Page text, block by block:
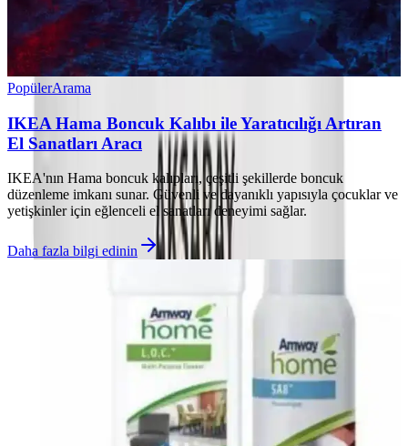
PopülerArama
IKEA Hama Boncuk Kalıbı ile Yaratıcılığı Artıran
El Sanatları Aracı
IKEA'nın Hama boncuk kalıpları, çeşitli şekillerde boncuk
düzenleme imkanı sunar. Güvenli ve dayanıklı yapısıyla çocuklar ve
yetişkinler için eğlenceli el sanatları deneyimi sağlar.
Daha fazla bilgi edinin